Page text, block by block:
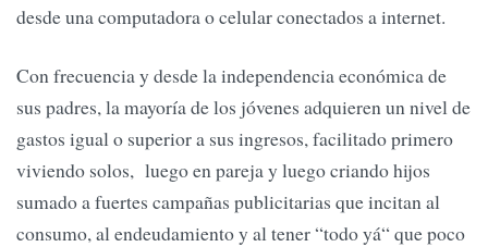
desde una computadora o celular conectados a internet.
Con frecuencia y desde la independencia económica de
sus padres, la mayoría de los jóvenes adquieren un nivel de
gastos igual o superior a sus ingresos, facilitado primero
viviendo solos, luego en pareja y luego criando hijos
sumado a fuertes campañas publicitarias que incitan al
consumo, al endeudamiento y al tener “todo yá“ que poco